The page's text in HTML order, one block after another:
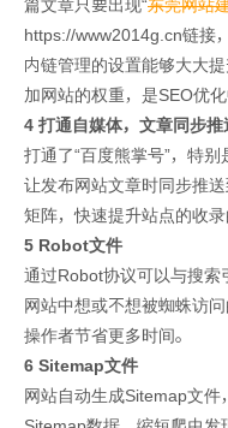
篇文章只要出现“东莞网站
https://www2014g.cn链接
内链管理的设置能够大大
加网站的权重，是SEO优化
4 打通自媒体，文章同步推
打通了“百度熊掌号”，特别
让发布网站文章时同步推
矩阵，快速提升站点的收录
5 Robot文件
通过Robot协议可以与搜索
网站中想或不想被蜘蛛访
操作者节省更多时间。
6 Sitemap文件
网站自动生成Sitemap文